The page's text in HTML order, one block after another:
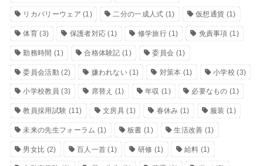
リカバリーウェア (1) 二分の一成人式 (1) 仮想通貨 (1)
体育 (3) 保護者対応 (1) 修学旅行(1) 免責事項 (1)
勤務時間 (1) 合格体験記 (1) 委員会 (1)
委員会活動(2) 嫌われない (1) 対策本 (1) 小学校 (3)
小学校教員 (3) 席替え (1) 年収 (1) 必要なもの (1)
教員採用試験 (11) 文房具 (1) 春休み (1) 服装 (1)
未来の先生フォーラム (1) 板書 (1) 生活改善 (1)
男女比 (2) 百人一首 (1) 研修 (1) 給料 (1)